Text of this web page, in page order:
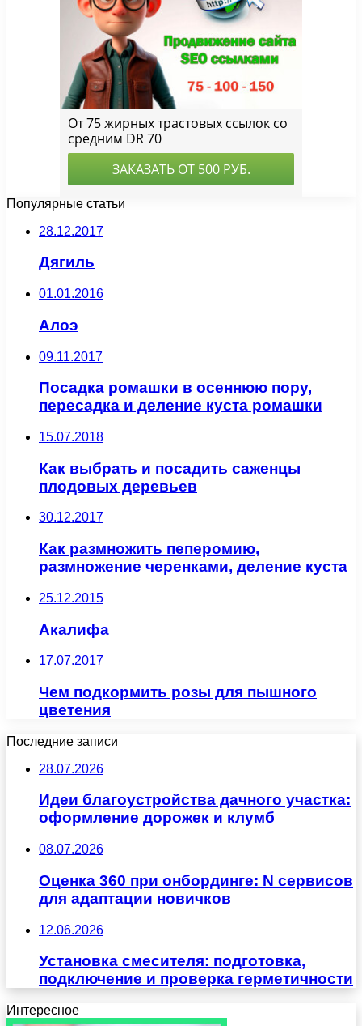
Популярные статьи
28.12.2017
Дягиль
01.01.2016
Алоэ
09.11.2017
Посадка ромашки в осеннюю пору,
пересадка и деление куста ромашки
15.07.2018
Как выбрать и посадить саженцы
плодовых деревьев
30.12.2017
Как размножить пеперомию,
размножение черенками, деление куста
25.12.2015
Акалифа
17.07.2017
Чем подкормить розы для пышного
цветения
Последние записи
28.07.2026
Идеи благоустройства дачного участка:
оформление дорожек и клумб
08.07.2026
Оценка 360 при онбординге: N сервисов
для адаптации новичков
12.06.2026
Установка смесителя: подготовка,
подключение и проверка герметичности
Интересное